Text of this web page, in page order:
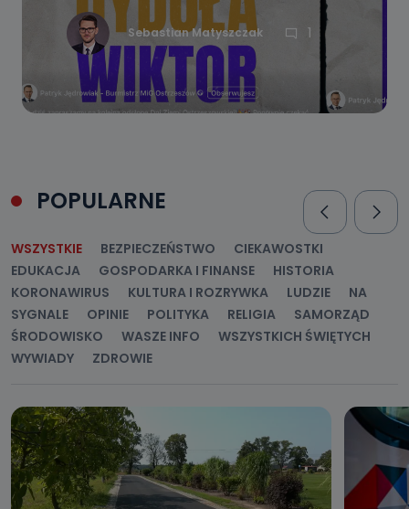
Sebastian Matyszczak 1
POPULARNE
WSZYSTKIE BEZPIECZEŃSTWO
CIEKAWOSTKI
EDUKACJA
GOSPODARKA I FINANSE
HISTORIA
KORONAWIRUS
KULTURA I ROZRYWKA LUDZIE
NA
SYGNALE
OPINIE POLITYKA RELIGIA
SAMORZĄD
ŚRODOWISKO
WASZE INFO
WSZYSTKICH ŚWIĘTYCH
WYWIADY
ZDROWIE